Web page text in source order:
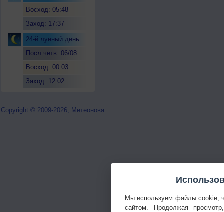
Восход: 05:48
Заход: 17:37
24-й лунный день
Посл.четв. 06/08
Восход: 00:03
Заход: 12:02
Copyright © 2009-2026, Метеонова
Мы используем файлы cookie,
сайтом. Продолжая